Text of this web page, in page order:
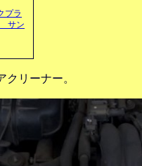
プラ
サン
リーナー。